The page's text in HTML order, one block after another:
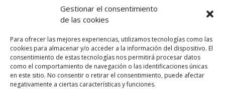
Gestionar el consentimiento
de las cookies
Para ofrecer las mejores experiencias, utilizamos tecnologías como las
cookies para almacenar y/o acceder a la información del dispositivo. El
consentimiento de estas tecnologías nos permitirá procesar datos
como el comportamiento de navegación o las identificaciones únicas
en este sitio. No consentir o retirar el consentimiento, puede afectar
negativamente a ciertas características y funciones.
Not found any vehicle based on your filter
Try another filter, location or keywords
Reset filters